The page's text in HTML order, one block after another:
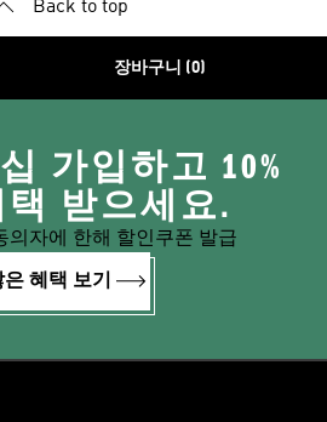
Back to top
장바구니 (0)
가입하고 10%
받으세요.
의자에 한해 할인쿠폰 발급
혜택 보기